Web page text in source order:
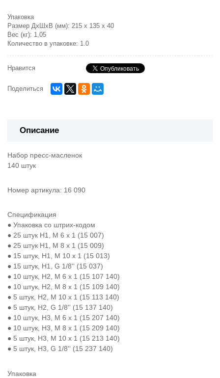
Упаковка
Размер ДхШхВ (мм): 215 x 135 x 40
Вес (кг): 1,05
Количество в упаковке: 1.0
Нравится
Поделиться
Описание
Набор пресс-масленок
140 штук
Номер артикула: 16 090
Спецификация
● Упаковка со штрих-кодом
● 25 штук H1, M 6 x 1 (15 007)
● 25 штук H1, M 8 x 1 (15 009)
● 15 штук, H1, M 10 x 1 (15 013)
● 15 штук, H1, G 1/8'' (15 037)
● 10 штук, H2, M 6 x 1 (15 107 140)
● 10 штук, H2, M 8 x 1 (15 109 140)
● 5 штук, H2, M 10 x 1 (15 113 140)
● 5 штук, H2, G 1/8'' (15 137 140)
● 10 штук, H3, M 6 x 1 (15 207 140)
● 10 штук, H3, M 8 x 1 (15 209 140)
● 5 штук, H3, M 10 x 1 (15 213 140)
● 5 штук, H3, G 1/8'' (15 237 140)
Упаковка